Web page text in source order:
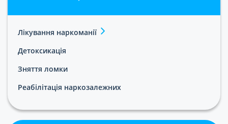
Лікування наркоманії
Детоксикація
Зняття ломки
Реабілітація наркозалежних